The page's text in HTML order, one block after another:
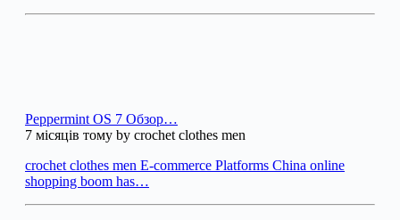
Peppermint OS 7 Обзор…
7 місяців тому by crochet clothes men
crochet clothes men E-commerce Platforms China online
shopping boom has…